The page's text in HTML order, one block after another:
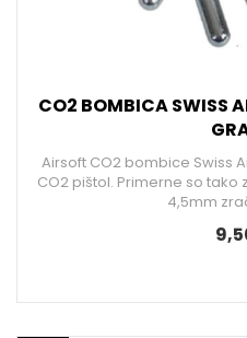
CO2 BOMBICA SWISS
Airsoft CO2 bombice Swiss
CO2 pištol. Primerne so
4,5mm